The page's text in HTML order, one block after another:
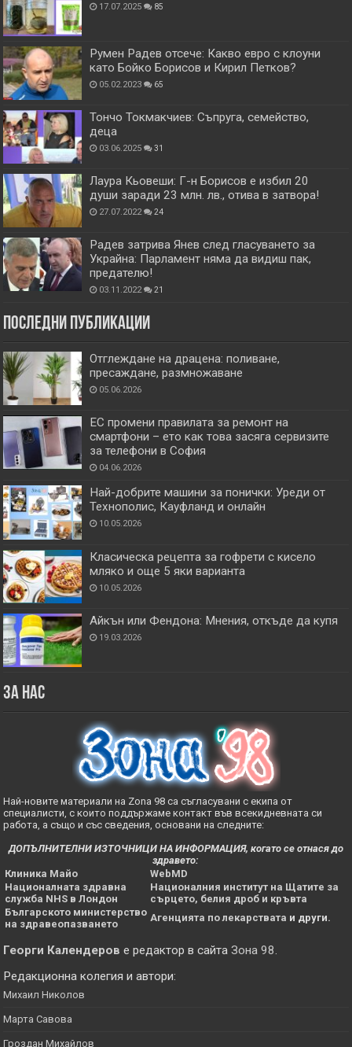
17.07.2025 85
Румен Радев отсече: Какво евро с клоуни
като Бойко Борисов и Кирил Петков?
05.02.2023 65
Тончо Токмакчиев: Съпруга, семейство,
деца
03.06.2025 31
Лаура Кьовеши: Г-н Борисов е избил 20
души заради 23 млн. лв., отива в затвора!
27.07.2022 24
Радев затрива Янев след гласуването за
Украйна: Парламент няма да видиш пак,
предателю!
03.11.2022 21
Последни публикации
Отглеждане на драцена: поливане,
пресаждане, размножаване
05.06.2026
ЕС промени правилата за ремонт на
смартфони – ето как това засяга сервизите
за телефони в София
04.06.2026
Най-добрите машини за понички: Уреди от
Технополис, Кауфланд и онлайн
10.05.2026
Класическа рецепта за гофрети с кисело
мляко и още 5 яки варианта
10.05.2026
Айкън или Фендона: Мнения, откъде да купя
19.03.2026
За нас
Най-новите материали на Zona 98 са съгласувани с екипа от
специалисти, с които поддържаме контакт във всекидневната си
работа, а също и със сведения, основани на следните:
ДОПЪЛНИТЕЛНИ ИЗТОЧНИЦИ НА ИНФОРМАЦИЯ, когато се отнася до
здравето:
Клиника Майо
WebMD
Националната здравна
служба NHS в Лондон
Националния институт на Щатите за
сърцето, белия дроб и кръвта
Българското министерство
на здравеопазването
Агенцията по лекарствата и други.
Георги Календеров е редактор в сайтаЗона 98.
Редакционна колегия и автори:
Михаил Николов
Марта Савова
Гроздан Михайлов